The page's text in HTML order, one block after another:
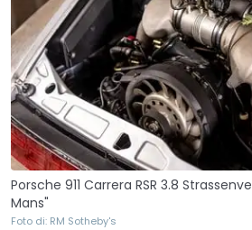
Porsche 911 Carrera RSR 3.8
Mans"
Foto di: RM Sotheby's